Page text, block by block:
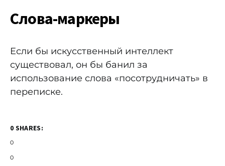
Слова-маркеры
Если бы искусственный интеллект
существовал, он бы банил за
использование слова «посотрудничать» в
переписке.
0 SHARES:
0
0